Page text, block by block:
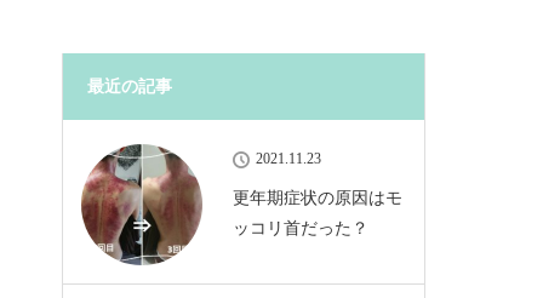
最近の記事
2021.11.23
更年期症状の原因はモ
ッコリ首だった？